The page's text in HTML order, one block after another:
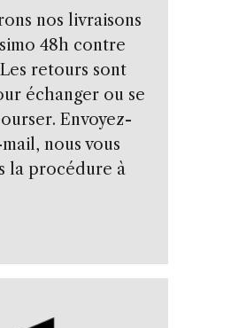
nos livraisons
48h contre
retours sont
échanger ou se
Envoyez-
nous vous
la procédure à